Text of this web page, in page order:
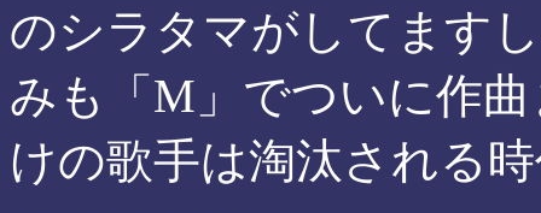
のシラタマがしてます
みも「M」でついに作
けの歌手は淘汰される